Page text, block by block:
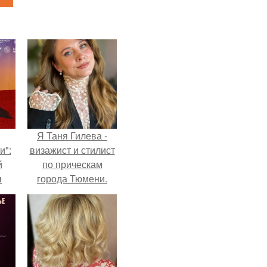
Я Таня Гилева -
визажист и стилист
по прическам
города Тюмени.